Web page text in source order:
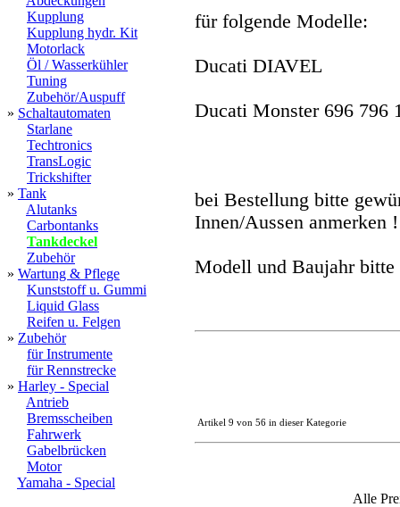
Kupplung
Kupplung hydr. Kit
Motorlack
Öl / Wasserkühler
Tuning
Zubehör/Auspuff
» Schaltautomaten
Starlane
Techtronics
TransLogic
Trickshifter
» Tank
Alutanks
Carbontanks
Tankdeckel
Zubehör
» Wartung & Pflege
Kunststoff u. Gummi
Liquid Glass
Reifen u. Felgen
» Zubehör
für Instrumente
für Rennstrecke
» Harley - Special
Antrieb
Bremsscheiben
Fahrwerk
Gabelbrücken
Motor
Yamaha - Special
für folgende Modelle:
Ducati DIAVEL
Ducati Monster 696 796
bei Bestellung bitte
Innen/Aussen anmerken !
Modell und Baujahr bitte
Artikel 9 von 56 in dieser Kategorie
Alle